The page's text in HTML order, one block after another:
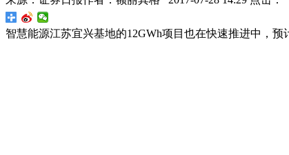
智慧能源江苏宜兴基地的12GWh项目也在快速推进中，预